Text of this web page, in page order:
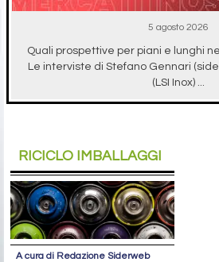
5 agosto 2026
Quali prospettive per piani e lunghi
Le interviste di Stefano Gennari
(LSI Inox) ...
RICICLO IMBALLAGGI
A cura di Redazione Siderweb